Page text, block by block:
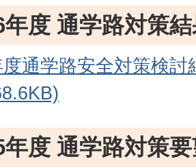
度 通学路対策
通学路安全対策検
度 通学路対策